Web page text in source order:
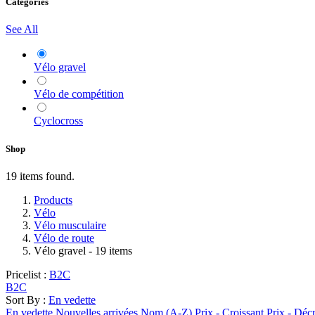
See All
Vélo gravel
Vélo de compétition
Cyclocross
Shop
19 items found.
Products
Vélo
Vélo musculaire
Vélo de route
Vélo gravel - 19 items
Pricelist : B2C
B2C
Sort By : En vedette
En vedette Nouvelles arrivées Nom (A-Z) Prix - Croissant Prix -